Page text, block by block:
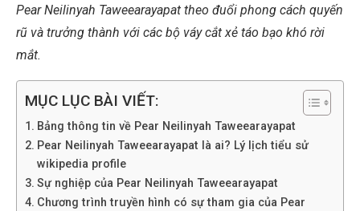
Pear Neilinyah Taweearayapat theo đuổi phong cách quyến
rũ và trưởng thành với các bộ váy cắt xẻ táo bạo khó rời
mắt.
MỤC LỤC BÀI VIẾT:
Bảng thông tin về Pear Neilinyah Taweearayapat
Pear Neilinyah Taweearayapat là ai? Lý lịch tiểu sử
wikipedia profile
Sự nghiệp của Pear Neilinyah Taweearayapat
Chương trình truyền hình có sự tham gia của Pear